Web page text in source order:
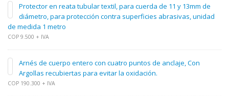
Protector en reata tubular textil, para cuerda de 11 y 13mm de
diámetro, para protección contra superficies abrasivas, unidad
de medida 1 metro
COP 9.500 + IVA
Arnés de cuerpo entero con cuatro puntos de anclaje, Con
Argollas recubiertas para evitar la oxidación.
COP 190.300 + IVA